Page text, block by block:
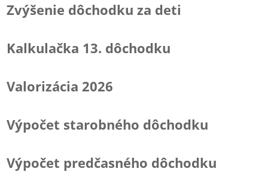
Zvýšenie dôchodku za deti
Kalkulačka 13. dôchodku
Valorizácia 2026
Výpočet starobného dôchodku
Výpočet predčasného dôchodku